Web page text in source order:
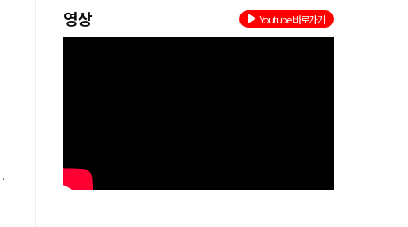
영상 Youtube 바로가기